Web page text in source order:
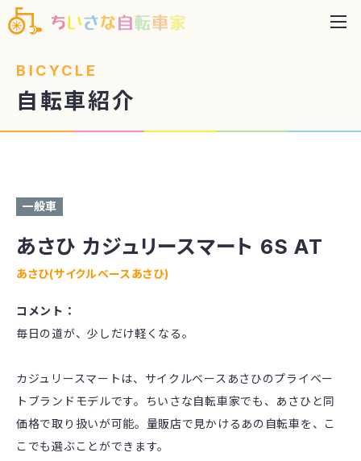
BICYCLE
自転車紹介
一般車
あさひ カジュリースマート 6S AT
あさひ(サイクルベースあさひ)
コメント：
毎日の道が、少しだけ軽くなる。
カジュリースマートは、サイクルベースあさひのプライベー
トブランドモデルです。ちいさな自転車家でも、あさひと同
価格で取り扱いが可能。量販店で見かけるあの自転車を、こ
こでも選ぶことができます。